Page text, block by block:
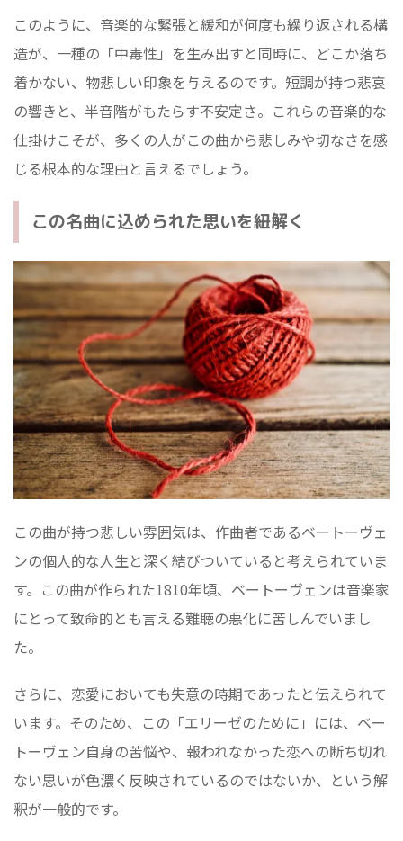
このように、音楽的な緊張と緩和が何度も繰り返される構
造が、一種の「中毒性」を生み出すと同時に、どこか落ち
着かない、物悲しい印象を与えるのです。短調が持つ悲哀
の響きと、半音階がもたらす不安定さ。これらの音楽的な
仕掛けこそが、多くの人がこの曲から悲しみや切なさを感
じる根本的な理由と言えるでしょう。
この名曲に込められた思いを紐解く
この曲が持つ悲しい雰囲気は、作曲者であるベートーヴェ
ンの個人的な人生と深く結びついていると考えられていま
す。この曲が作られた1810年頃、ベートーヴェンは音楽家
にとって致命的とも言える難聴の悪化に苦しんでいまし
た。
さらに、恋愛においても失意の時期であったと伝えられて
います。そのため、この「エリーゼのために」には、ベー
トーヴェン自身の苦悩や、報われなかった恋への断ち切れ
ない思いが色濃く反映されているのではないか、という解
釈が一般的です。